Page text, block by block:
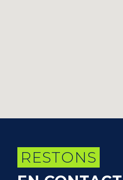
RESTONS